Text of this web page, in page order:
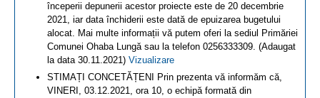
începerii depunerii acestor proiecte este de 20 decembrie
2021, iar data închiderii este dată de epuizarea bugetului
alocat. Mai multe informații vă putem oferi la sediul Primăriei
Comunei Ohaba Lungă sau la telefon 0256333309. (Adaugat
la data 30.11.2021) Vizualizare
STIMAȚI CONCETĂȚENI Prin prezenta vă informăm că,
VINERI, 03.12.2021, ora 10, o echipă formată din